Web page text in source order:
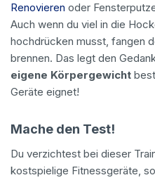
Renovieren oder
Auch wenn du viel in die
hochdrücken musst, fangen
brennen. Das legt den
eigene Körpergewicht
Geräte eignet!
Mache den Test!
Du verzichtest bei dieser
kostspielige Fitnessgeräte,